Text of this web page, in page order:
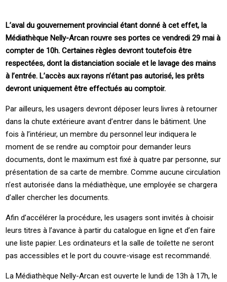
L’aval du gouvernement provincial étant donné à cet effet, la
Médiathèque Nelly-Arcan rouvre ses portes ce vendredi 29 mai à
compter de 10h. Certaines règles devront toutefois être
respectées, dont la distanciation sociale et le lavage des mains
à l’entrée. L’accès aux rayons n’étant pas autorisé, les prêts
devront uniquement être effectués au comptoir.
Par ailleurs, les usagers devront déposer leurs livres à retourner
dans la chute extérieure avant d’entrer dans le bâtiment. Une
fois à l’intérieur, un membre du personnel leur indiquera le
moment de se rendre au comptoir pour demander leurs
documents, dont le maximum est fixé à quatre par personne, sur
présentation de sa carte de membre. Comme aucune circulation
n’est autorisée dans la médiathèque, une employée se chargera
d’aller chercher les documents.
Afin d’accélérer la procédure, les usagers sont invités à choisir
leurs titres à l’avance à partir du catalogue en ligne et d’en faire
une liste papier. Les ordinateurs et la salle de toilette ne seront
pas accessibles et le port du couvre-visage est recommandé.
La Médiathèque Nelly-Arcan est ouverte le lundi de 13h à 17h, le